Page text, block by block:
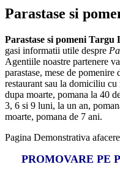
Parastase si
Parastase si pomeni Targu
gasi informatii utile despre
Agentiile noastre partenere
parastase, mese de
restaurant sau la domiciliu
dupa moarte, pomana la 40
3, 6 si 9 luni, la un an,
moarte, pomana de 7 ani.
Pagina Demonstrativa
PROMOVARE PE